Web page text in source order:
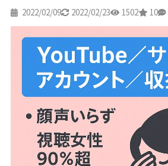
2022/02/09 2022/02/23 1502 10